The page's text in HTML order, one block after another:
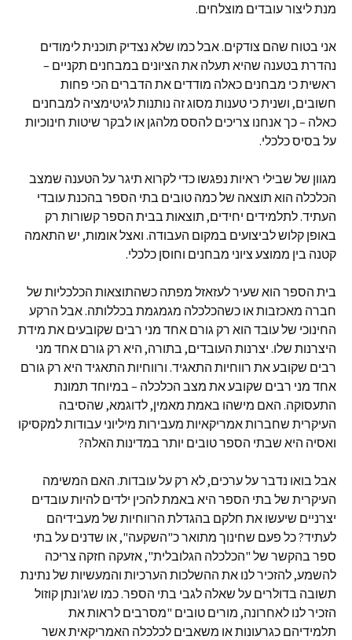
מנת ליצור עובדים מוצלחים.
אני בטוח שהם צודקים. אבל כמו שלא נצדיק תוכנית לימודים
נהדרת בטענה שהיא תעלה את הציונים במבחנים תקניים –
ראשית כי מבחנים כאלה מודדים את הדברים הכי פחות
חשובים, ושנית כי טענות מסוג זה נותנות לגיטימציה למבחנים
כאלה – כך אנחנו צריכים להסס מלהגן או לבקר שיטות חינוכיות
על בסיס כלכלי.
מגוון של שבילי ראיות נפגשו כדי לקרוא תיגר על הטענה שמצב
הכלכלה הוא תוצאה של כמה טובים בתי הספר בהכנת עובדי
העתיד. לתלמידים יחידים, תוצאות בבית הספר קשורות רק
באופן קלוש לביצועים במקום העבודה. ואצל אומות, יש התאמה
קטנה בין ממוצע ציוני מבחנים וחוסן כלכלי.
בית הספר הוא שעיר לעזאזל מפתה כשהתוצאות הכלכליות של
חברה מאכזבות או כשהכלכלה מגמגמת בכללותה. אבל הרקע
החינוכי של עובד הוא רק גורם אחד מני רבים שקובעים את מידת
היצרנות שלו. יצרנות העובדים, בתורה, היא רק גורם אחד מני
רבים שקובע את רווחיות התאגיד. ורווחיות התאגיד היא רק גורם
אחד מני רבים שקובע את מצב הכלכלה – במיוחד תמונת
התעסוקה. האם מישהו באמת מאמין, לדוגמא, שהסיבה
העיקרית שחברות אמריקאיות מעבירות מיליוני עבודות למקסיקו
ואסיה היא שבתי הספר טובים יותר במדינות האלה?
אבל בואו נדבר על ערכים, לא רק על עובדות. האם המשימה
העיקרית של בתי הספר היא באמת להכין ילדים להיות עובדים
יצרניים שיעשו את חלקם בהגדלת הרווחיות של מעבידיהם
לעתיד? כל פעם שחינוך מתואר כ"השקעה", או שדנים על בתי
ספר בהקשר של "הכלכלה הגלובלית", אזעקה חזקה צריכה
להשמע, להזכיר לנו את ההשלכות הערכיות והמעשיות של נתינת
תשובה בדולרים על שאלה לגבי בתי הספר. כמו שג'ונתן קוזול
הזכיר לנו לאחרונה, מורים טובים "מסרבים לראות את
תלמידיהם כגרעונות או משאבים לכלכלה האמריקאית אשר